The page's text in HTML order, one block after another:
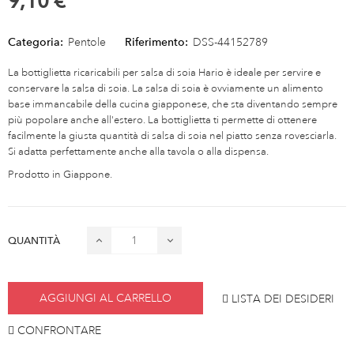
Categoria: Pentole Riferimento: DSS-44152789
La bottiglietta ricaricabili per salsa di soia Hario è ideale per servire e
conservare la salsa di soia. La salsa di soia è ovviamente un alimento
base immancabile della cucina giapponese, che sta diventando sempre
più popolare anche all'estero. La bottiglietta ti permette di ottenere
facilmente la giusta quantità di salsa di soia nel piatto senza rovesciarla.
Si adatta perfettamente anche alla tavola o alla dispensa.
Prodotto in Giappone.
QUANTITÀ
AGGIUNGI AL CARRELLO LISTA DEI DESIDERI
CONFRONTARE